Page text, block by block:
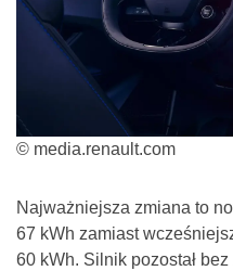
© media.renault.com
Najważniejsza zmiana to
67 kWh zamiast
60 kWh. Silnik pozostał